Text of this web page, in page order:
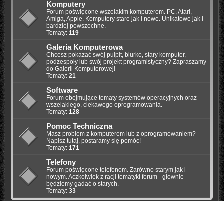
Komputery
Forum poświęcone wszelakim komputerom. PC, Atari,
Amiga, Apple. Komputery stare jak i nowe. Unikatowe jak i
bardziej powszechne.
Tematy: 119
Galeria Komputerowa
Chcesz pokazać swój pulpit, biurko, stary komputer,
podzespoły lub swój projekt programistyczny? Zapraszamy
do Galerii Komputerowej!
Tematy: 21
Software
Forum obejmujące tematy systemów operacyjnych oraz
wszelakiego, ciekawego oprogramowania.
Tematy: 128
Pomoc Techniczna
Masz problem z komputerem lub z oprogramowaniem?
Napisz tutaj, postaramy się pomóc!
Tematy: 171
Telefony
Forum poświęcone telefonom. Zarówno starym jak i
nowym. Aczkolwiek z racji tematyki forum - głownie
będziemy gadać o starych.
Tematy: 33